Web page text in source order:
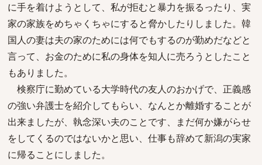
に手を着けようとして、私が拒むと暴力を振るったり、実
家の家族をめちゃくちゃにすると脅かしたりしました。韓
国人の妻は夫の家のためには何でもするのが勤めだなどと
言って、お金のために私の身体を知人に売ろうとしたこと
もありました。
検察庁に勤めている大学時代の友人のおかげで、正義感
の強い弁護士を紹介してもらい、なんとか離婚することが
出来ましたが、執念深い夫のことです、まだ何か嫌がらせ
をしてくるのではないかと思い、仕事も辞めて新潟の実家
に帰ることにしました。